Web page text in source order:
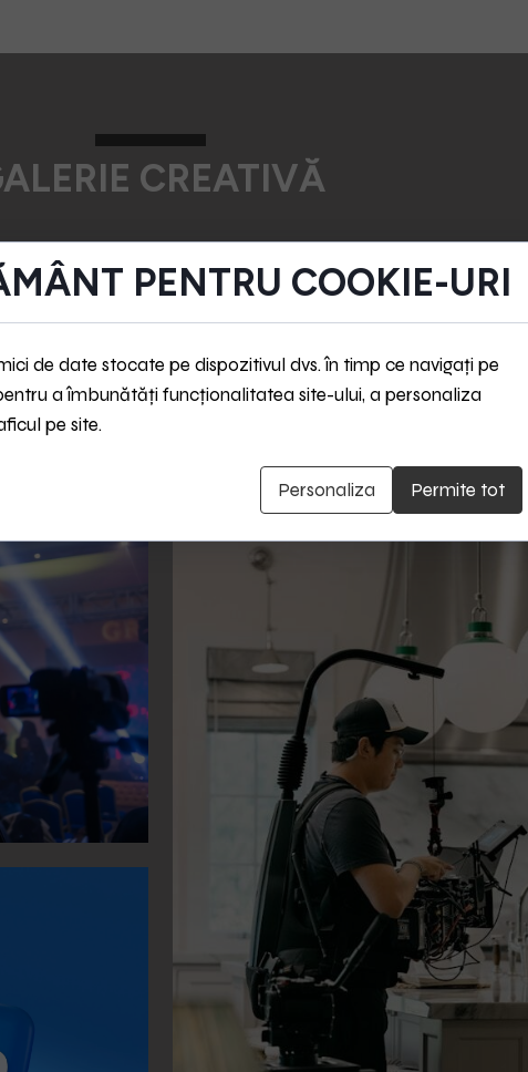
CREATIVĂ
PENTRU COOKIE-URI
de date stocate pe dispozitivul dvs. în timp ce navigați pe
a îmbunătăți funcționalitatea site-ului, a personaliza
pe site.
Personaliza Permite tot